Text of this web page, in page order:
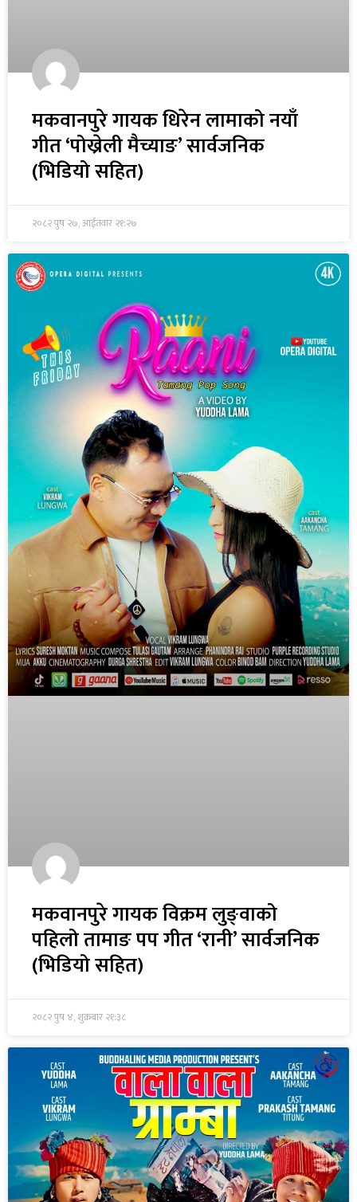
मकवानपुरे गायक धिरेन लामाको नयाँ
गीत ‘पोख्रेली मैच्याङ’ सार्वजनिक
(भिडियो सहित)
२०८२ पुष २७, आईतवार २१:२७
मकवानपुरे गायक विक्रम लुङ्वाको
पहिलो तामाङ पप गीत ‘रानी’ सार्वजनिक
(भिडियो सहित)
२०८२ पुष ४, शुक्रबार २१:३८